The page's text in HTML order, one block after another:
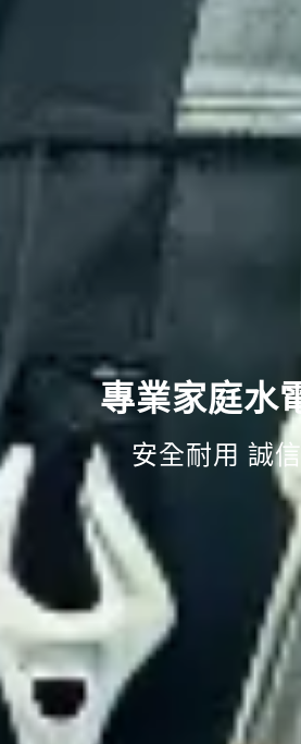
專業家庭水
安全耐用 誠